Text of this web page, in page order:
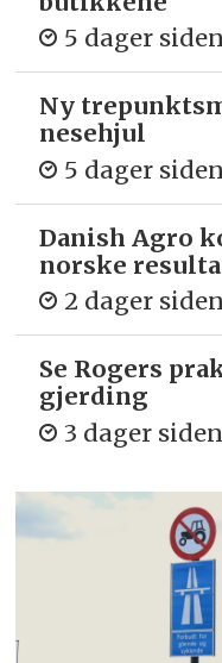
5 dager siden
Ny
nesehjul
5 dager siden
Danish Agro
norske
2 dager siden
Se Rogers
gjerding
3 dager siden